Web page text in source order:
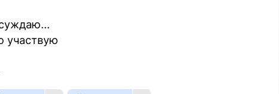
участвую